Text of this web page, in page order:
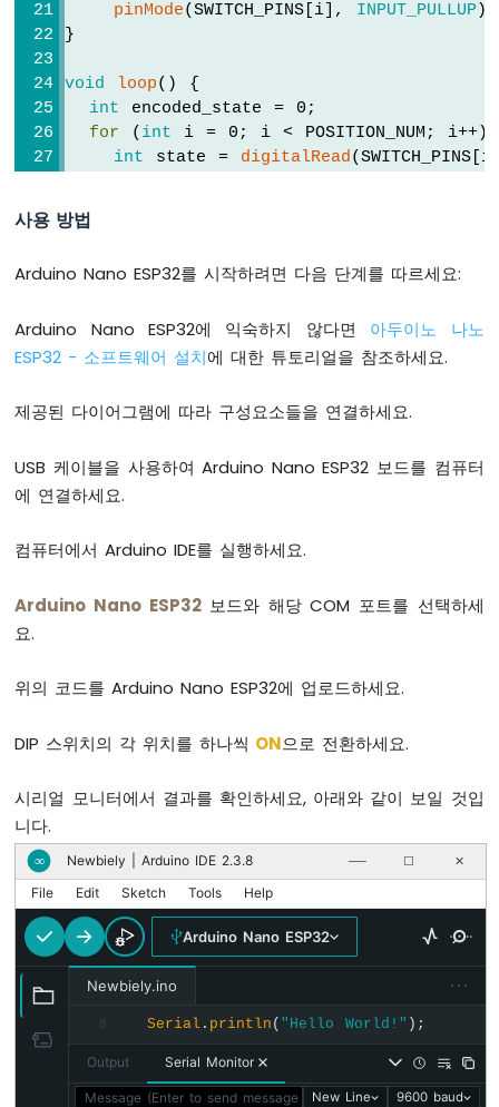
저
항
서
모
두
나
노
-
리
엔
더
두
노
나
노
ESP32
-
DC
모
터
두
pinMode(SWITCH_PINS[i], INPUT_PULLUP);
}
void loop() {
int encoded_state = 0;
for ( int i = 0; i < POSITION_NUM;
int state = digitalRead
encoded_state |= 1 <<
Serial.println(encoded_state);
delay(500);
사용 방법
Arduino Nano ESP32를 시작하려면 다음 단계를 따르세요:
Arduino Nano ESP32에 익숙하지 않다면 아두이노 나노
ESP32 - 소프트웨어 설치에 대한 튜토리얼을 참조하세요.
제공된 다이어그램에 따라 구성요소들을 연결하세요.
USB 케이블을 사용하여 Arduino Nano ESP32 보드를 컴퓨터
에 연결하세요.
컴퓨터에서 Arduino IDE를 실행하세요.
Arduino Nano ESP32보드와 해당 COM 포트를 선택하세
요.
위의 코드를 Arduino Nano ESP32에 업로드하세요.
DIP 스위치의 각 위치를 하나씩 ON으로 전환하세요.
시리얼 모니터에서 결과를 확인하세요, 아래와 같이 보일 것입
니다.
∞ Newbiely | Arduino IDE 2.3.8 ── ☐ ✕
File Edit Sketch Tools Help
Arduino Nano ESP32
Newbiely.ino ···
8 Serial . println ( "Hello World!" );
Output Serial Monitor
Message (Enter to send message to 'Arduino Nano ESP32' on
New Line 9600 baud